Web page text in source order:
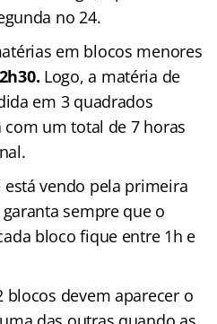
no 24.
em blocos menores
Logo, a matéria de
em 3 quadrados
um total de 7 horas
vendo pela primeira
sempre que o
bloco fique entre 1h e
devem aparecer o